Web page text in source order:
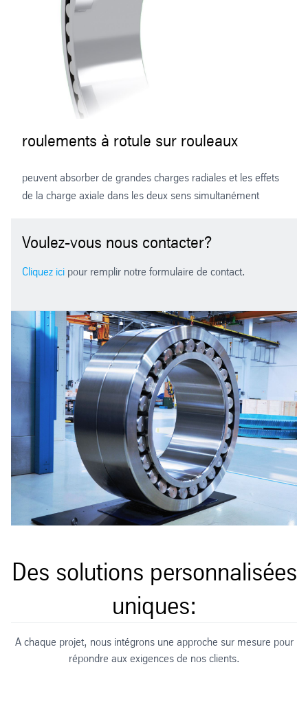
roulements à rotule sur rouleaux
peuvent absorber de grandes charges radiales et les effets
de la charge axiale dans les deux sens simultanément
Voulez-vous nous contacter?
Cliquez ici pour remplir notre formulaire de contact.
Des solutions personnalisées
uniques:
A chaque projet, nous intégrons une approche sur mesure pour
répondre aux exigences de nos clients.